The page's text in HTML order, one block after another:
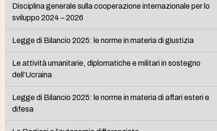
Disciplina generale sulla cooperazione internazionale per lo
sviluppo 2024 – 2026
Legge di Bilancio 2025: le norme in materia di giustizia
Le attività umanitarie, diplomatiche e militari in sostegno
dell’Ucraina
Legge di Bilancio 2025: le norme in materia di affari esteri e
difesa